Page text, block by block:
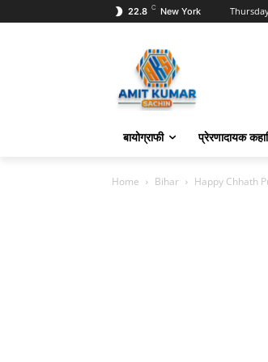
22.8 C New York
बायोग्राफी प्रेरणादायक
Home Bihar Happy Chhath